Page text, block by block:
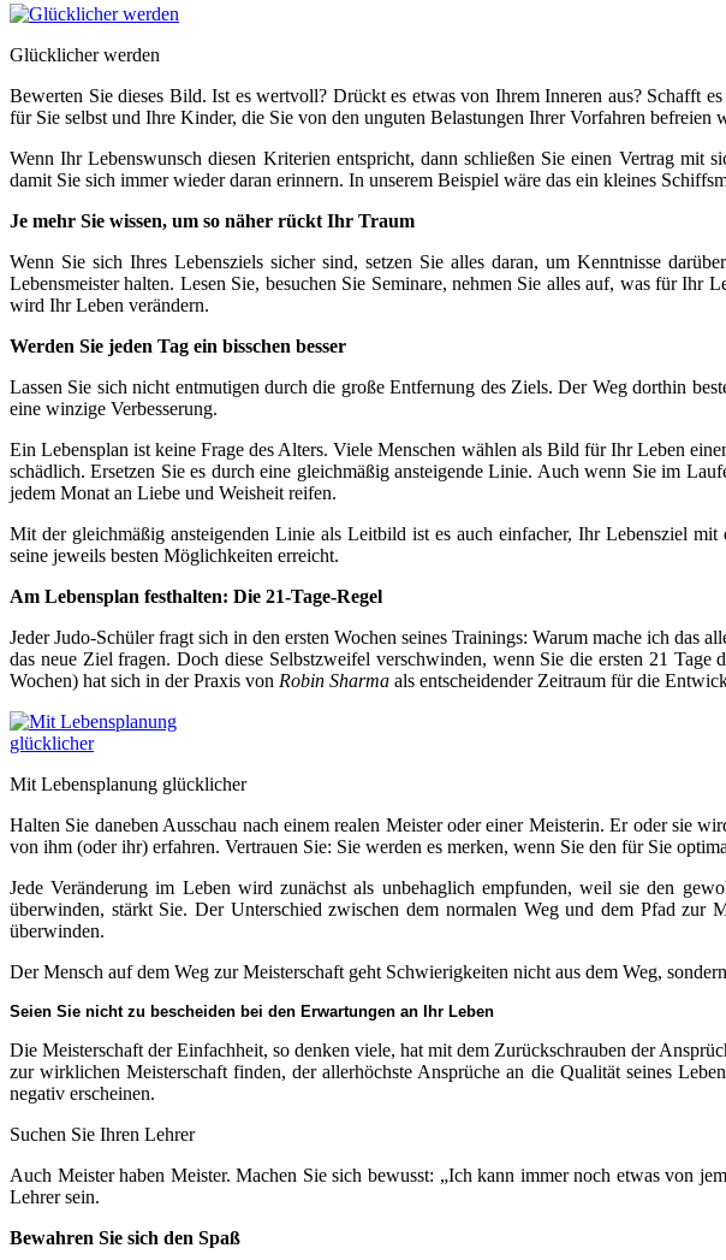
Glücklicher werden
Bewerten Sie dieses Bild. Ist es wertvoll? Drückt es etwas von Ihrem Inneren aus? Schafft
für Sie selbst und Ihre Kinder, die Sie von den unguten Belastungen Ihrer Vorfahren befreien
Wenn Ihr Lebenswunsch diesen Kriterien entspricht, dann schließen Sie einen Vertrag mit
damit Sie sich immer wieder daran erinnern. In unserem Beispiel wäre das ein kleines
Je mehr Sie wissen, um so näher rückt Ihr Traum
Wenn Sie sich Ihres Lebensziels sicher sind, setzen Sie alles daran, um Kenntnisse
Lebensmeister halten. Lesen Sie, besuchen Sie Seminare, nehmen Sie alles auf, was für
wird Ihr Leben verändern.
Werden Sie jeden Tag ein bisschen besser
Lassen Sie sich nicht entmutigen durch die große Entfernung des Ziels. Der Weg dorthin
eine winzige Verbesserung.
Ein Lebensplan ist keine Frage des Alters. Viele Menschen wählen als Bild für Ihr Leben
schädlich. Ersetzen Sie es durch eine gleichmäßig ansteigende Linie. Auch wenn Sie im
jedem Monat an Liebe und Weisheit reifen.
Mit der gleichmäßig ansteigenden Linie als Leitbild ist es auch einfacher, Ihr Lebensziel
seine jeweils besten Möglichkeiten erreicht.
Am Lebensplan festhalten: Die 21-Tage-Regel
Jeder Judo-Schüler fragt sich in den ersten Wochen seines Trainings: Warum mache ich das
das neue Ziel fragen. Doch diese Selbstzweifel verschwinden, wenn Sie die ersten 21
Wochen) hat sich in der Praxis von Robin Sharma als entscheidender Zeitraum für die
Mit Lebensplanung glücklicher
Halten Sie daneben Ausschau nach einem realen Meister oder einer Meisterin. Er oder sie
von ihm (oder ihr) erfahren. Vertrauen Sie: Sie werden es merken, wenn Sie den für Sie
Jede Veränderung im Leben wird zunächst als unbehaglich empfunden, weil sie den
überwinden, stärkt Sie. Der Unterschied zwischen dem normalen Weg und dem Pfad
überwinden.
Der Mensch auf dem Weg zur Meisterschaft geht Schwierigkeiten nicht aus dem Weg,
Seien Sie nicht zu bescheiden bei den Erwartungen an Ihr Leben
Die Meisterschaft der Einfachheit, so denken viele, hat mit dem Zurückschrauben der
zur wirklichen Meisterschaft finden, der allerhöchste Ansprüche an die Qualität seines
negativ erscheinen.
Suchen Sie Ihren Lehrer
Auch Meister haben Meister. Machen Sie sich bewusst: „Ich kann immer noch etwas von
Lehrer sein.
Bewahren Sie sich den Spaß